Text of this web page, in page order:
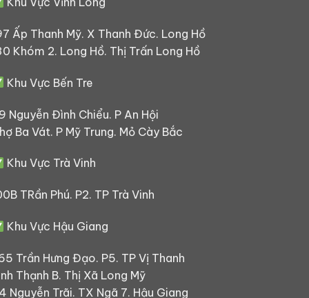
Ấp Thanh Mỹ. X Thanh Đức. Long Hồ
Khóm 2. Long Hồ. Thị Trấn Long Hồ
Khu Vực Bến Tre
Nguyễn Đình Chiểu. P An Hội
Ba Vát. P Mỹ Trung. Mỏ Cày Bắc
Khu Vực Trà Vinh
TRần Phú. P2. TP Trà Vinh
Khu Vực Hậu Giang
Trần Hưng Đạo. P5. TP Vị Thanh
Thạnh B. Thị Xã Long Mỹ
Nguyễn Trãi. TX Ngã 7. Hậu Giang